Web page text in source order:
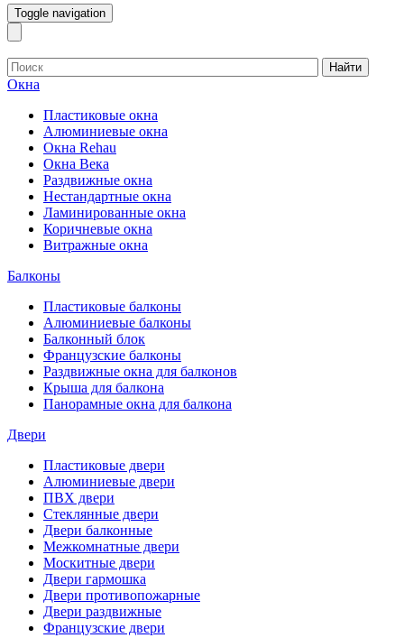
Toggle navigation
Найти
Окна
Пластиковые окна
Алюминиевые окна
Окна Rehau
Окна Века
Раздвижные окна
Нестандартные окна
Ламинированные окна
Коричневые окна
Витражные окна
Балконы
Пластиковые балконы
Алюминиевые балконы
Балконный блок
Французские балконы
Раздвижные окна для балконов
Крыша для балкона
Панорамные окна для балкона
Двери
Пластиковые двери
Алюминиевые двери
ПВХ двери
Стеклянные двери
Двери балконные
Межкомнатные двери
Москитные двери
Двери гармошка
Двери противопожарные
Двери раздвижные
Французские двери